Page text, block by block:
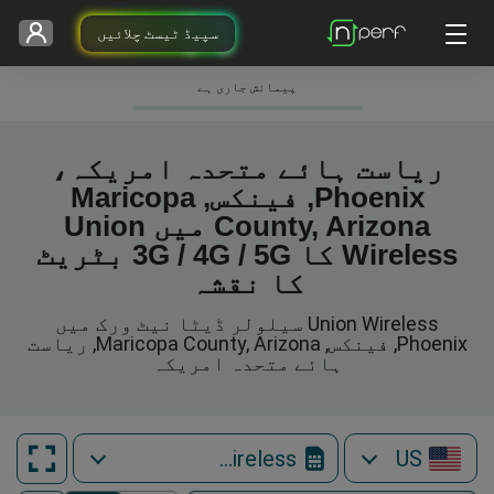
سپیڈ ٹیسٹ چلائیں
پیمائش جاری ہے
ریاست ہائے متحدہ امریکہ،
Phoenix, فینکس, Maricopa
County, Arizona میں Union
Wireless کا 3G / 4G / 5G بٹریٹ
کا نقشہ
Union Wireless سیلولر ڈیٹا نیٹ ورک میں
Phoenix, فینکس, Maricopa County, Arizona, ریاست
ہائے متحدہ امریکہ
US
Union Wireless